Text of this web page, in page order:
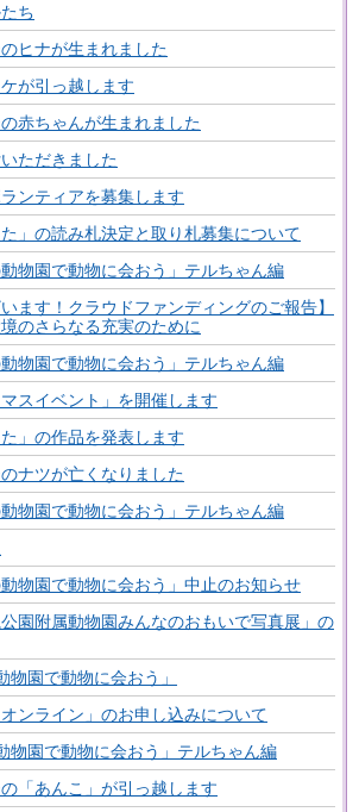
ち
ヒナが生まれました
が引っ越します
赤ちゃんが生まれました
ただきました
ンティアを募集します
た」の読み札決定と取り札募集について
物園で動物に会おう」テルちゃん編
ます！クラウドファンディングのご報告】
のさらなる充実のために
物園で動物に会おう」テルちゃん編
マスイベント」を開催します
た」の作品を発表します
ナツが亡くなりました
物園で動物に会おう」テルちゃん編
物園で動物に会おう」中止のお知らせ
園附属動物園みんなのおもいで写真展」の
物園で動物に会おう」
オンライン」のお申し込みについて
物園で動物に会おう」テルちゃん編
「あんこ」が引っ越します